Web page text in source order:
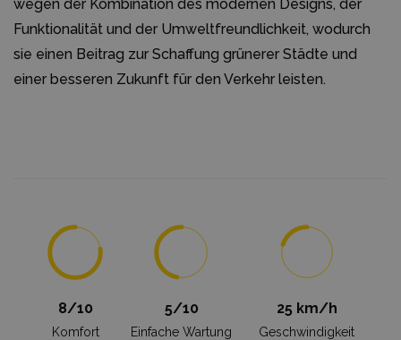
wegen der Kombination des modernen Designs, der
Funktionalität und der Umweltfreundlichkeit, wodurch
sie einen Beitrag zur Schaffung grünerer Städte und
einer besseren Zukunft für den Verkehr leisten.
8/10
Komfort
5/10
Einfache Wartung
25 km/h
Geschwindigkeit